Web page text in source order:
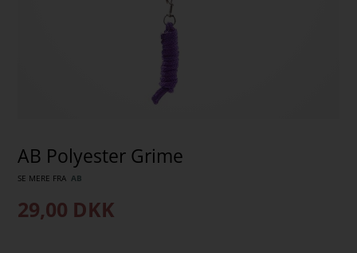
AB Polyester Grime
SE MERE FRA AB
29,00 DKK